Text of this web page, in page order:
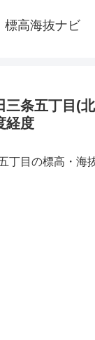
標高海抜ナビ
三条五丁目(
経度
丁目の標高・海